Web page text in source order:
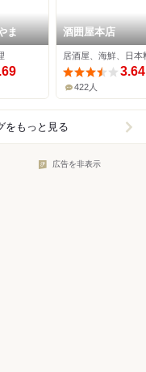
ま 酒囲屋本店
居酒屋、海鮮、日本
3.64
422人
をもっと見る
広告を非表示